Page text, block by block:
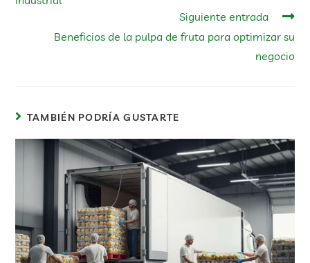
Siguiente entrada
Beneficios de la pulpa de fruta para optimizar su
negocio
TAMBIÉN PODRÍA GUSTARTE